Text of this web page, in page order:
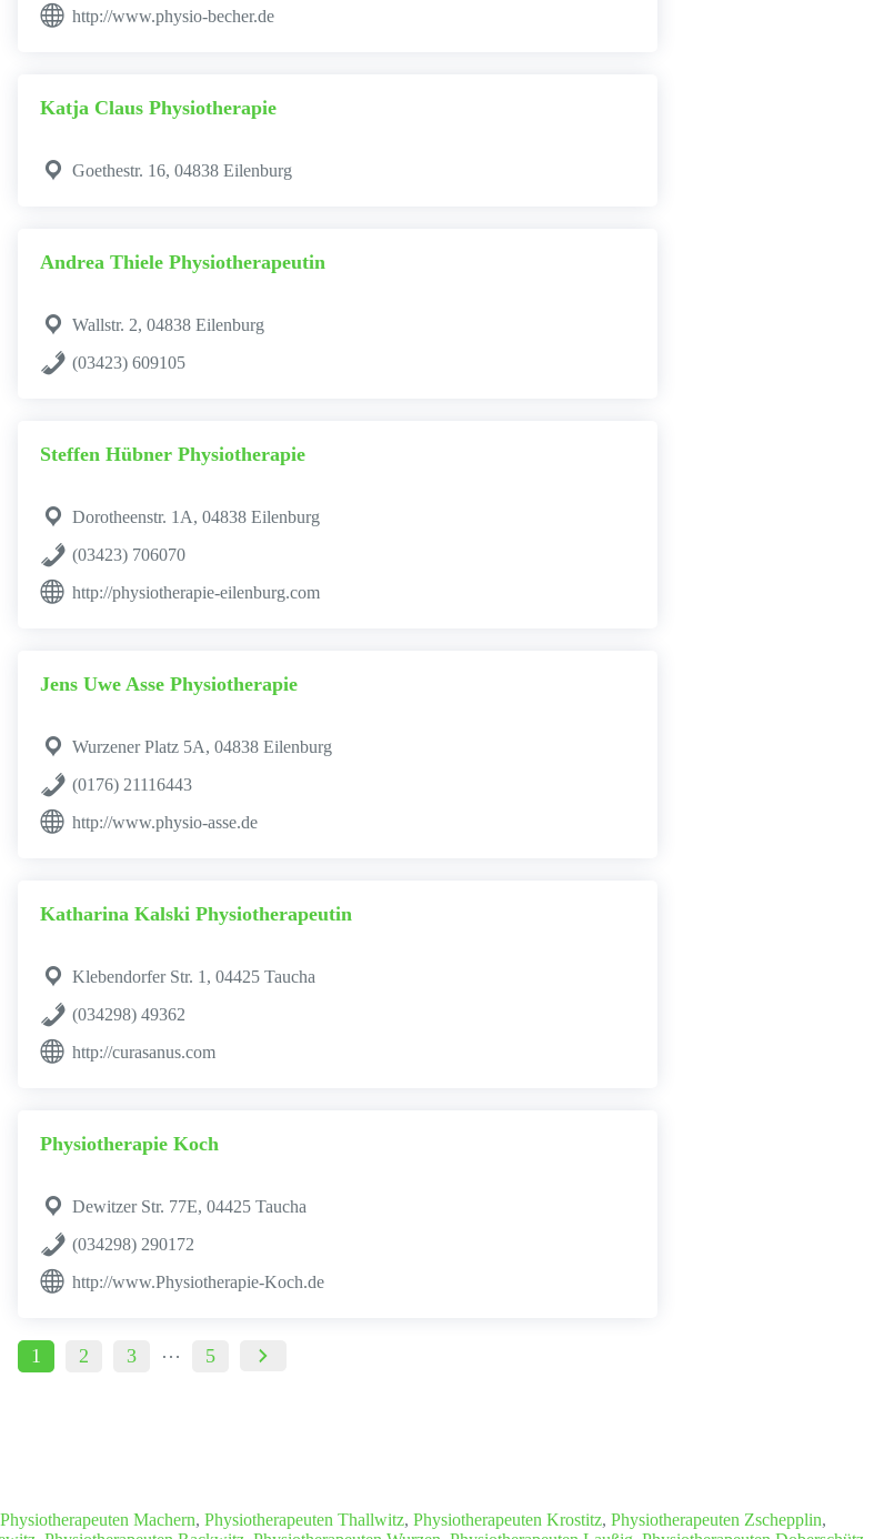
http://www.physio-becher.de
Katja Claus Physiotherapie
Goethestr. 16, 04838 Eilenburg
Andrea Thiele Physiotherapeutin
Wallstr. 2, 04838 Eilenburg
(03423) 609105
Steffen Hübner Physiotherapie
Dorotheenstr. 1A, 04838 Eilenburg
(03423) 706070
http://physiotherapie-eilenburg.com
Jens Uwe Asse Physiotherapie
Wurzener Platz 5A, 04838 Eilenburg
(0176) 21116443
http://www.physio-asse.de
Katharina Kalski Physiotherapeutin
Klebendorfer Str. 1, 04425 Taucha
(034298) 49362
http://curasanus.com
Physiotherapie Koch
Dewitzer Str. 77E, 04425 Taucha
(034298) 290172
http://www.Physiotherapie-Koch.de
1 2 3 … 5
Physiotherapeuten Machern, Physiotherapeuten Thallwitz, Physiotherapeuten Krostitz, Physiotherapeuten Zschepplin,